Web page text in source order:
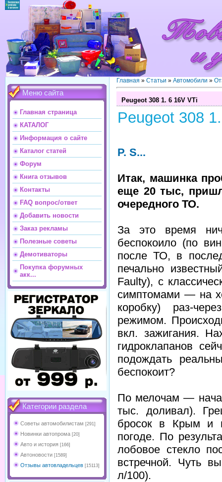
Меню сайта
Главная страница
КАТАЛОГ
Информация о сайте
Каталог статей
Форум
Книга отзывов
Контакты
FAQ вопрос/ответ
Добавить новости
Заказ рекламы
Полезные советы
Демотиваторы
Покупка форумных
акк...
Категории раздела
Советы автомобилистам [291]
Новинки автопрома [20]
Авто и история [166]
Автоновости [1589]
Отзывы автовладельцев [15113]
Главная » Статьи » Автомобили »
Peugeot 308 1. 6 16V VTi
Peugeot 308
P. S...
Итак, машинка
еще 20 тыс,
очередного ТО.
За это время
беспокоило (по
после ТО, в
печально
Faulty), с
симптомами — на
коробку) раз-
режимом.
вкл. зажигания.
гидроклапанов
подождать
беспокоит?
По мелочам —
тыс. доливал).
бросок в Крым и
погоде. По
лобовое стекло
встречной. Чуть
л/100).